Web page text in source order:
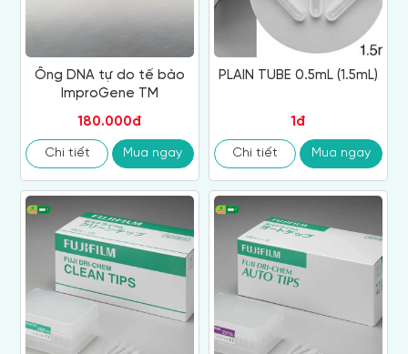
Ống DNA tự do tế bào
ImproGene TM
180.000đ
Chi tiết Mua ngay
PLAIN TUBE 0.5mL (1.5mL)
1đ
Chi tiết Mua ngay